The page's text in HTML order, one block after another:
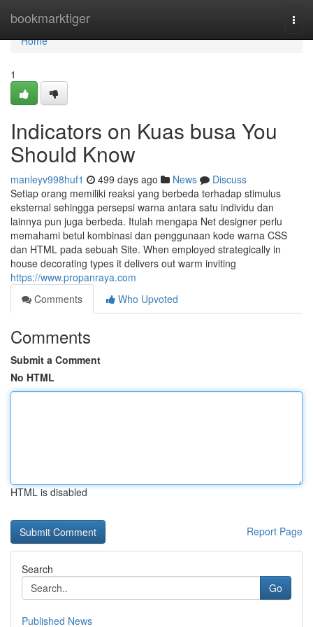
bookmarktiger
Home
Home
1
Indicators on Kuas busa You
Should Know
manleyv998huf1 499 days ago News
Discuss
Setiap orang memiliki reaksi yang berbeda terhadap stimulus
eksternal sehingga persepsi warna antara satu individu dan
lainnya pun juga berbeda. Itulah mengapa Net designer perlu
memahami betul kombinasi dan penggunaan kode warna CSS
dan HTML pada sebuah Site. When employed strategically in
house decorating types it delivers out warm inviting
https://www.propanraya.com
Comments
Who Upvoted
Comments
Submit a Comment
No HTML
HTML is disabled
Report Page
Search
Go
Published News